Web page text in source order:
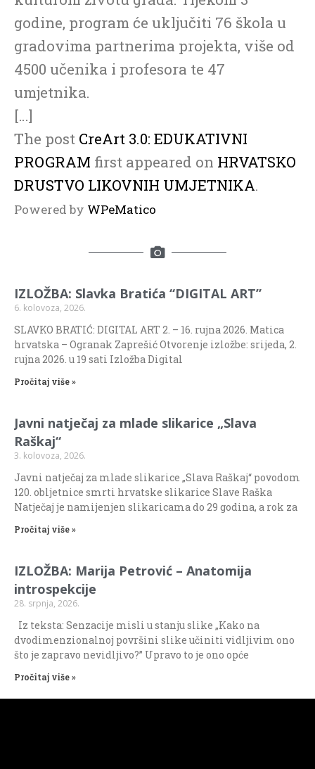
godine, program će uključiti 76 škola u
gradovima partnerima projekta, više od
4500 učenika i profesora te 47
umjetnika.
[…]
The post CreArt 3.0: EDUKATIVNI
PROGRAM first appeared on HRVATSKO
DRUSTVO LIKOVNIH UMJETNIKA.
Powered by WPeMatico
IZLOŽBA: Slavka Bratića “DIGITAL ART”
6. kolovoza, 2026.
SLAVKO BRATIĆ: DIGITAL ART 2. – 16. rujna 2026. Matica
hrvatska – Ogranak Zaprešić Otvorenje izložbe: srijeda, 2.
rujna 2026. u 19 sati Izložba Digital
Pročitaj više »
Javni natječaj za mlade slikarice „Slava
Raškaj“
3. kolovoza, 2026.
Javni natječaj za mlade slikarice „Slava Raškaj“ povodom
120. obljetnice smrti hrvatske slikarice Slave Raška
Natječaj je namijenjen slikaricama do 29 godina, a rok za
Pročitaj više »
IZLOŽBA: Marija Petrović – Anatomija
introspekcije
28. srpnja, 2026.
Iz teksta: Senzacije misli u stanju slike „Kako na
dvodimenzionalnoj površini slike učiniti vidljivim ono
što je zapravo nevidljivo?” Upravo to je ono opće
Pročitaj više »